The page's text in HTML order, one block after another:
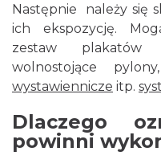
Następnie należy się
ich ekspozycję.
zestaw plakatów
wolnostojące
wystawiennicze itp.
Dlaczego
powinni